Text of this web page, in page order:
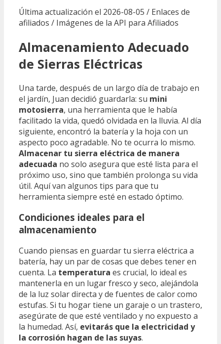
Última actualización el 2026-08-05 / Enlaces de
afiliados / Imágenes de la API para Afiliados
Almacenamiento Adecuado
de Sierras Eléctricas
Una tarde, después de un largo día de trabajo en
el jardín, Juan decidió guardarla: su mini
motosierra, una herramienta que le había
facilitado la vida, quedó olvidada en la lluvia. Al día
siguiente, encontró la batería y la hoja con un
aspecto poco agradable. No te ocurra lo mismo.
Almacenar tu sierra eléctrica de manera
adecuada no solo asegura que esté lista para el
próximo uso, sino que también prolonga su vida
útil. Aquí van algunos tips para que tu
herramienta siempre esté en estado óptimo.
Condiciones ideales para el
almacenamiento
Cuando piensas en guardar tu sierra eléctrica a
batería, hay un par de cosas que debes tener en
cuenta. La temperatura es crucial, lo ideal es
mantenerla en un lugar fresco y seco, alejándola
de la luz solar directa y de fuentes de calor como
estufas. Si tu hogar tiene un garaje o un trastero,
asegúrate de que esté ventilado y no expuesto a
la humedad. Así, evitarás que la electricidad y
la corrosión hagan de las suyas.